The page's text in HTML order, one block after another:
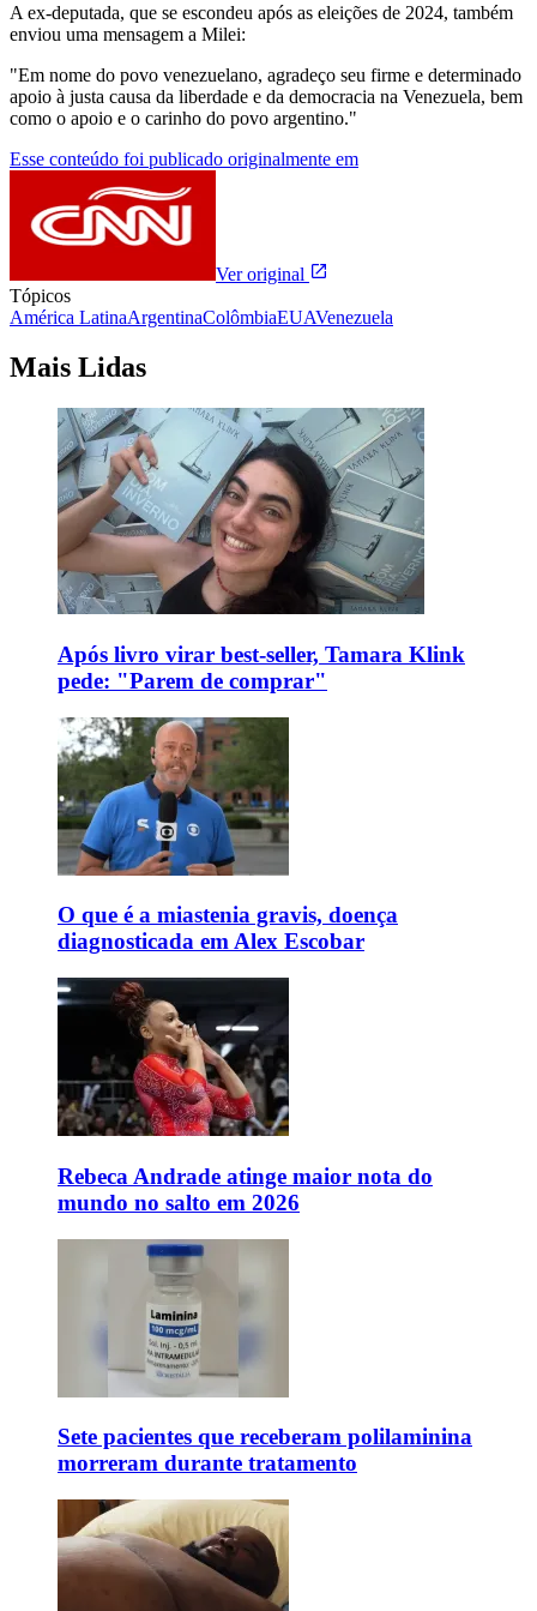
A ex-deputada, que se escondeu após as eleições de 2024, também
enviou uma mensagem a Milei:
"Em nome do povo venezuelano, agradeço seu firme e determinado
apoio à justa causa da liberdade e da democracia na Venezuela, bem
como o apoio e o carinho do povo argentino."
Esse conteúdo foi publicado originalmente em
Ver original
Tópicos
América LatinaArgentinaColômbiaEUAVenezuela
Mais Lidas
Após livro virar best-seller, Tamara Klink
pede: "Parem de comprar"
O que é a miastenia gravis, doença
diagnosticada em Alex Escobar
Rebeca Andrade atinge maior nota do
mundo no salto em 2026
Sete pacientes que receberam polilaminina
morreram durante tratamento